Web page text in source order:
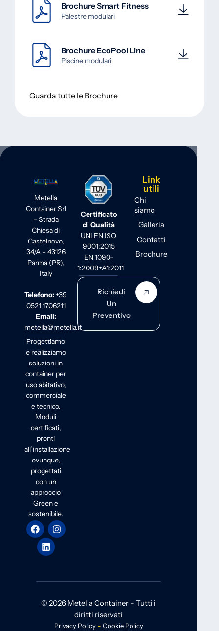
Brochure Smart Fitness
Palestre modulari
Brochure EcoPool Line
Piscine modulari
Guarda tutte le Brochure
Metella
Container Srl
– Strada
Chiesa di
Castelnovo,
34/A – 43126
Parma (PR),
Italy
Telefono:+39
0521 1706211
Email:
metella@metella.it
Progettiamo
e realizziamo
soluzioni in
container per
uso abitativo,
commerciale
e tecnico.
Moduli
certificati,
pronti
all’installazione
ovunque,
progettati
con un
approccio
Green e
sostenibile.
Certificato
di Qualità
UNI EN ISO
9001:2015
EN 1090-
1:2009+A1:2011
Richiedi
Un
Preventivo
Link
utili
Chi
siamo
Galleria
Contatti
Brochure
© 2026 Metella Container – Tutti i
diritti riservati
Privacy Policy– Cookie Policy